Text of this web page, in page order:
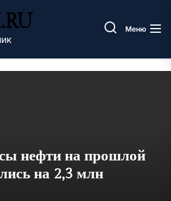
Меню
нефти на прошлой
на 2,3 млн